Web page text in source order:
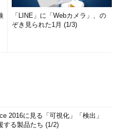
「LINE」に「Webカメラ」、の
ぞき見られた1月 (1/3)
2016に見る「可視化」「検出」
する製品たち (1/2)